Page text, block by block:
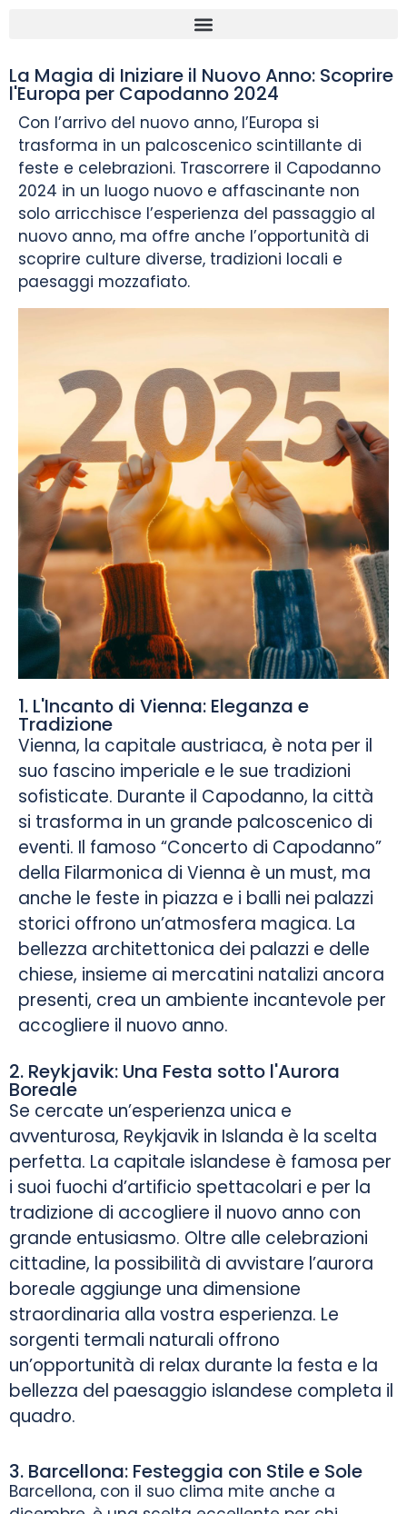
La Magia di Iniziare il Nuovo Anno: Scoprire
l'Europa per Capodanno 2024
Con l’arrivo del nuovo anno, l’Europa si
trasforma in un palcoscenico scintillante di
feste e celebrazioni. Trascorrere il Capodanno
2024 in un luogo nuovo e affascinante non
solo arricchisce l’esperienza del passaggio al
nuovo anno, ma offre anche l’opportunità di
scoprire culture diverse, tradizioni locali e
paesaggi mozzafiato.
1. L'Incanto di Vienna: Eleganza e
Tradizione
Vienna, la capitale austriaca, è nota per il
suo fascino imperiale e le sue tradizioni
sofisticate. Durante il Capodanno, la città
si trasforma in un grande palcoscenico di
eventi. Il famoso “Concerto di Capodanno”
della Filarmonica di Vienna è un must, ma
anche le feste in piazza e i balli nei palazzi
storici offrono un’atmosfera magica. La
bellezza architettonica dei palazzi e delle
chiese, insieme ai mercatini natalizi ancora
presenti, crea un ambiente incantevole per
accogliere il nuovo anno.
2. Reykjavik: Una Festa sotto l'Aurora
Boreale
Se cercate un’esperienza unica e
avventurosa, Reykjavik in Islanda è la scelta
perfetta. La capitale islandese è famosa per
i suoi fuochi d’artificio spettacolari e per la
tradizione di accogliere il nuovo anno con
grande entusiasmo. Oltre alle celebrazioni
cittadine, la possibilità di avvistare l’aurora
boreale aggiunge una dimensione
straordinaria alla vostra esperienza. Le
sorgenti termali naturali offrono
un’opportunità di relax durante la festa e la
bellezza del paesaggio islandese completa il
quadro.
3. Barcellona: Festeggia con Stile e Sole
Barcellona, con il suo clima mite anche a